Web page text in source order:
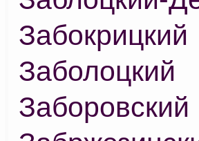
Забокрицкий
Заболоцкий
Заборовский